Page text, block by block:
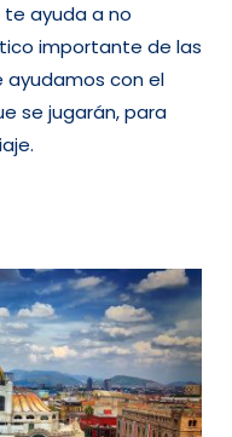
te ayuda a no
importante de las
ayudamos con el
se jugarán, para